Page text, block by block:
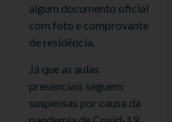
algum documento oficial
com foto e comprovante
de residência.
Já que as aulas
presenciais seguem
suspensas por causa da